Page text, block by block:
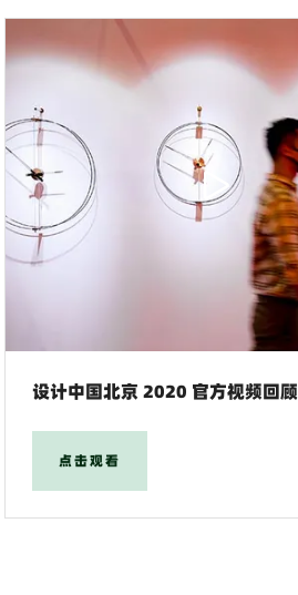
设计中国北京 2020 官方视频回顾
点击观看